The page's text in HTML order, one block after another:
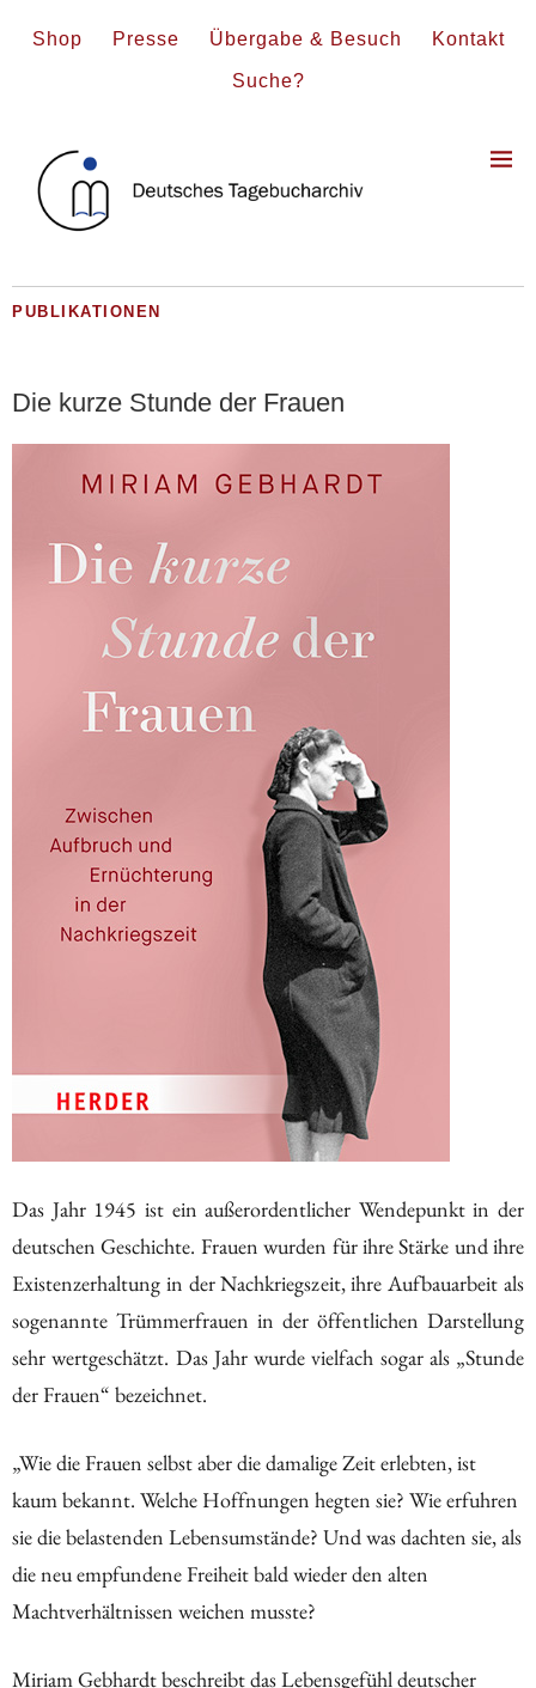
Shop Presse Übergabe & Besuch Kontakt
Suche?
PUBLIKATIONEN
Die kurze Stunde der Frauen
Das Jahr 1945 ist ein außerordentlicher Wendepunkt in der
deutschen Geschichte. Frauen wurden für ihre Stärke und ihre
Existenzerhaltung in der Nachkriegszeit, ihre Aufbauarbeit als
sogenannte Trümmerfrauen in der öffentlichen Darstellung
sehr wertgeschätzt. Das Jahr wurde vielfach sogar als „Stunde
der Frauen“ bezeichnet.
„Wie die Frauen selbst aber die damalige Zeit erlebten, ist
kaum bekannt. Welche Hoffnungen hegten sie? Wie erfuhren
sie die belastenden Lebensumstände? Und was dachten sie, als
die neu empfundene Freiheit bald wieder den alten
Machtverhältnissen weichen musste?
Miriam Gebhardt beschreibt das Lebensgefühl deutscher